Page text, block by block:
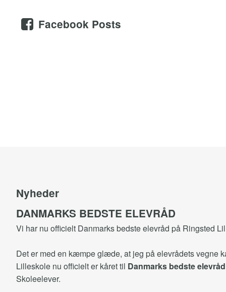
Facebook Posts
Nyheder
DANMARKS BEDSTE ELEVRÅD
Vi har nu officielt Danmarks bedste elevråd på Ringsted
Det er med en kæmpe glæde, at jeg på elevrådets vegne
Lilleskole nu officielt er kåret til Danmarks bedste elevråd
Skoleelever.